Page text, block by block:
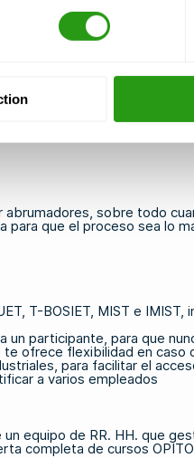
principales regiones del
activo, como los
garantía de continuidad
resultar
que se adapten a tus
sobre todo
que el proceso sea lo
, T-BOSIET, MIST e IMIST,
participante, para que
ofrece flexibilidad en caso
para facilitar el
a varios empleados
equipo de RR. HH. que
completa de cursos